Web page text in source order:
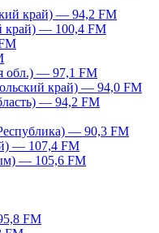
край) — 94,2 FM
край) — 100,4 FM
обл.) — 97,1 FM
край) — 94,0 FM
— 94,2 FM
— 90,3 FM
— 107,4 FM
— 105,6 FM
FM